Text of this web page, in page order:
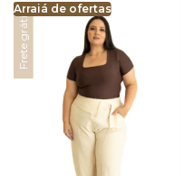
Arraiá de ofertas
Frete grátis